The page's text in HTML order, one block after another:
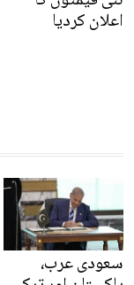
اعلان کردیا
سعودی عرب،